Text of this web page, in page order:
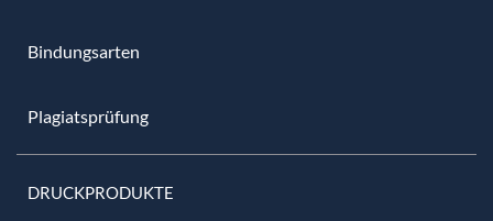
Bindungsarten
Plagiatsprüfung
DRUCKPRODUKTE